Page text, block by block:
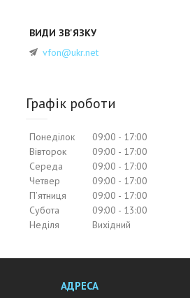
vfon@ukr.net
Графік роботи
Понеділок 09:00
17:00
Вівторок
09:00
17:00
Середа
09:00
17:00
Четвер
09:00
17:00
Пʼятниця
09:00
17:00
Субота
09:00
13:00
Неділя
Вихідний